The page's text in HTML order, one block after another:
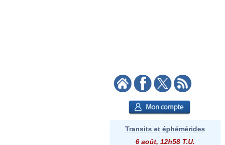
Transits et éphémérides
6 août, 12h58 T.U.